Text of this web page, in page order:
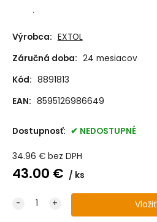
.
Výrobca: EXTOL
Záručná doba: 24 mesiacov
Kód: 8891813
EAN: 8595126986649
Dostupnosť: NEDOSTUPNÉ
34.96 € bez DPH
43.00 € ks